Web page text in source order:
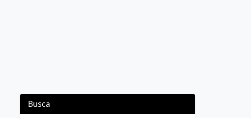
Busca